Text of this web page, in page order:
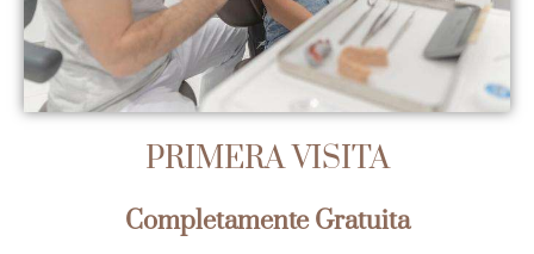
PRIMERA VISITA
Completamente Gratuita